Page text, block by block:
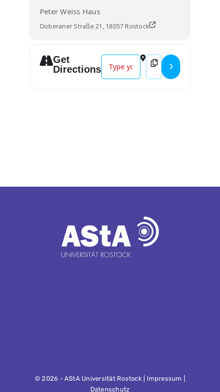
Peter Weiss Haus
Doberaner Straße 21, 18057 Rostock
Get
Directions
Address - Kolle Ollstars - Die
Destination Address
©2026 - AStA Universität Rostock | Impressum
Datenschutz